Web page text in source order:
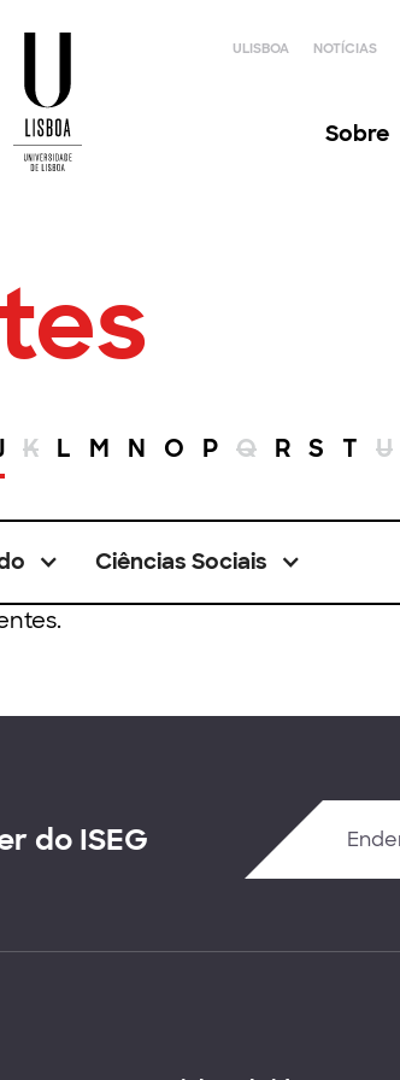
ULISBOA NOTÍCIAS
Sobre
K L M N O P Q R S T U
Ciências Sociais
do ISEG